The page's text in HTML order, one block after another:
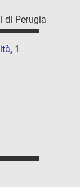
di Perugia
1